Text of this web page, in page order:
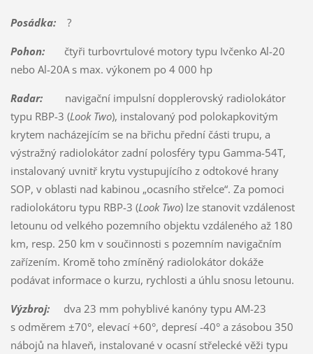
Posádka:?
Pohon:čtyři turbovrtulové motory typu Ivčenko Al-20
nebo Al-20A s max. výkonem po 4 000 hp
Radar:navigační impulsní dopplerovský radiolokátor
typu RBP-3 (Look Two), instalovaný pod polokapkovitým
krytem nacházejícím se na břichu přední části trupu, a
výstražný radiolokátor zadní polosféry typu Gamma-54T,
instalovaný uvnitř krytu vystupujícího z odtokové hrany
SOP, v oblasti nad kabinou „ocasního střelce“. Za pomoci
radiolokátoru typu RBP-3 (Look Two) lze stanovit vzdálenost
letounu od velkého pozemního objektu vzdáleného až 180
km, resp. 250 km v součinnosti s pozemním navigačním
zařízením. Kromě toho zmíněný radiolokátor dokáže
podávat informace o kurzu, rychlosti a úhlu snosu letounu.
Výzbroj:dva 23 mm pohyblivé kanóny typu AM-23
s odměrem ±70°, elevací +60°, depresí -40° a zásobou 350
nábojů na hlaveň, instalované v ocasní střelecké věži typu